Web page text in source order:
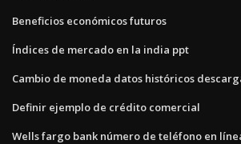
Beneficios económicos futuros
Índices de mercado en la india ppt
Cambio de moneda datos históricos
Definir ejemplo de crédito comercial
Wells fargo bank número de teléfono en